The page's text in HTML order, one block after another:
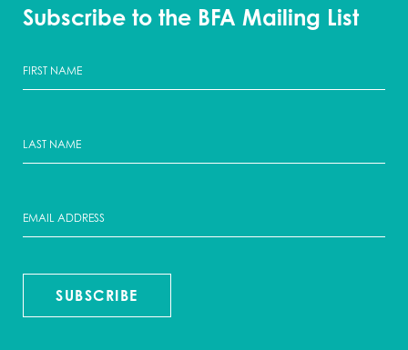
Subscribe to the BFA Mailing List
SUBSCRIBE